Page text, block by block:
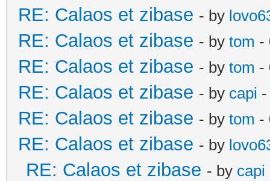
RE: Calaos et zibase - by
RE: Calaos et zibase - by tom -
RE: Calaos et zibase - by tom -
RE: Calaos et zibase - by capi
RE: Calaos et zibase - by tom -
RE: Calaos et zibase - by
RE: Calaos et zibase - by capi